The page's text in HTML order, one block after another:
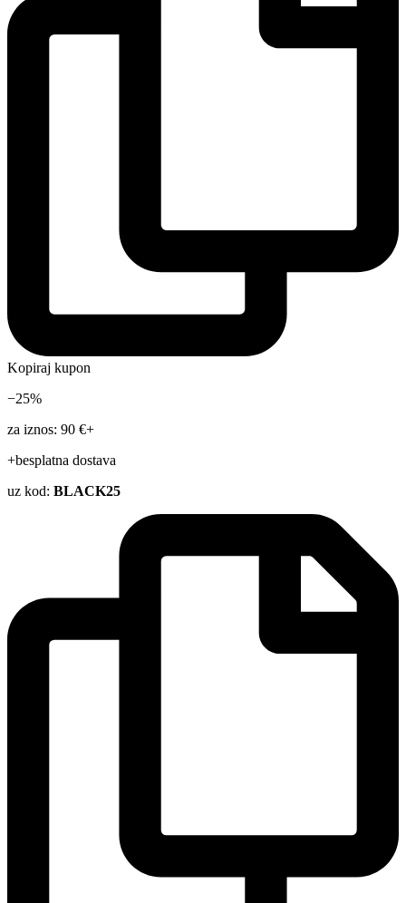
Kopiraj kupon
−25%
za iznos: 90 €+
+besplatna dostava
uz kod: BLACK25